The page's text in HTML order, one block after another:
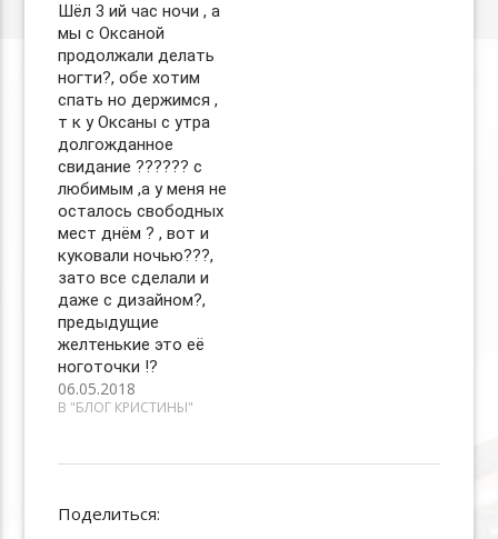
Шёл 3 ий час ночи , а
мы с Оксаной
продолжали делать
ногти?, обе хотим
спать но держимся ,
т к у Оксаны с утра
долгожданное
свидание ?????? с
любимым ,а у меня не
осталось свободных
мест днём ? , вот и
куковали ночью???,
зато все сделали и
даже с дизайном?,
предыдущие
желтенькие это её
ноготочки !?
06.05.2018
В "БЛОГ КРИСТИНЫ"
Поделиться: